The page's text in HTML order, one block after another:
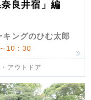
奈良井宿」編
キングのひむ太郎
10：30
アウトドア